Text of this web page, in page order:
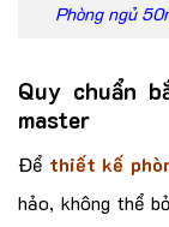
Phòng ngủ
Quy chuẩn
master
Để thiết kế
hảo, không thể